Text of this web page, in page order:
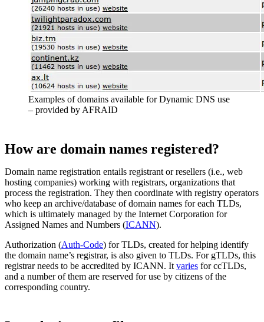
Examples of domains available for Dynamic DNS use
– provided by AFRAID
How are domain names registered?
Domain name registration entails registrant or resellers (i.e., web
hosting companies) working with registrars, organizations that
process the registration. They then coordinate with registry operators
who keep an archive/database of domain names for each TLDs,
which is ultimately managed by the Internet Corporation for
Assigned Names and Numbers (ICANN).
Authorization (Auth-Code) for TLDs, created for helping identify
the domain name’s registrar, is also given to TLDs. For gTLDs, this
registrar needs to be accredited by ICANN. It varies for ccTLDs,
and a number of them are reserved for use by citizens of the
corresponding country.